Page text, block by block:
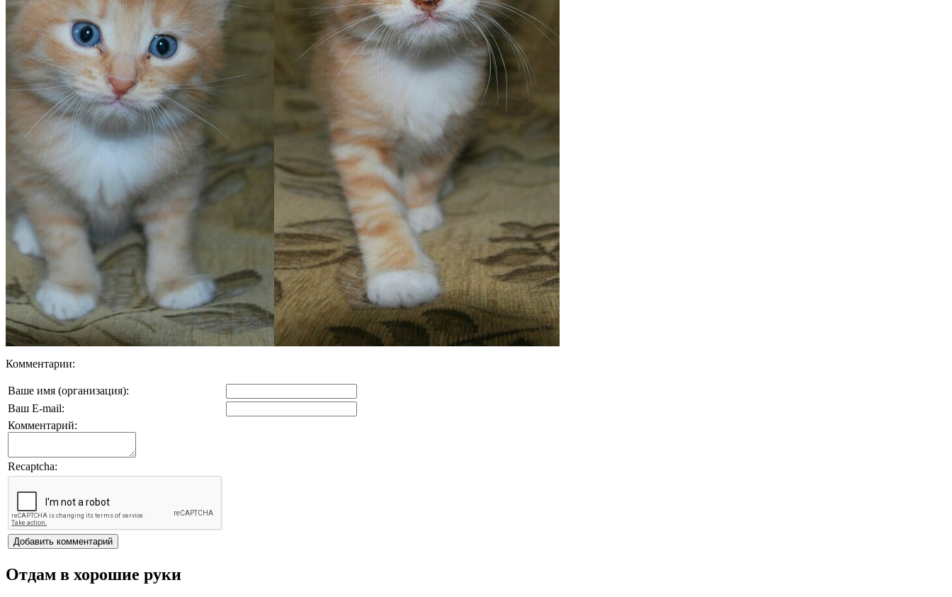
Комментарии:
Ваше имя (организация):
Ваш E-mail:
Комментарий:
Recaptcha:
Отдам в хорошие руки